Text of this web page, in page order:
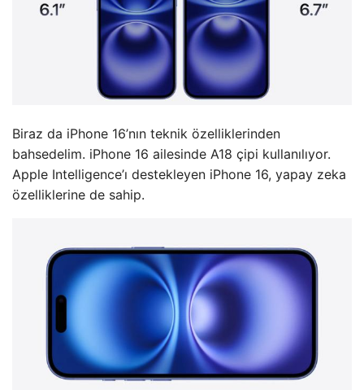
Biraz da iPhone 16’nın teknik özelliklerinden
bahsedelim. iPhone 16 ailesinde A18 çipi kullanılıyor.
Apple Intelligence’ı destekleyen iPhone 16, yapay zeka
özelliklerine de sahip.